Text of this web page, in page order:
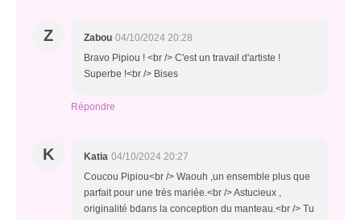
Z Zabou 04/10/2024 20:28
Bravo Pipiou ! <br /> C'est un travail d'artiste !
Superbe !<br /> Bises
Répondre
K Katia 04/10/2024 20:27
Coucou Pipiou<br /> Waouh ,un ensemble plus que
parfait pour une très mariée.<br /> Astucieux ,
originalité bdans la conception du manteau.<br /> Tu